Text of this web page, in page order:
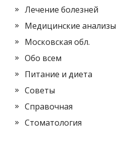
Лечение болезней
Медицинские анализы
Московская обл.
Обо всем
Питание и диета
Советы
Справочная
Стоматология